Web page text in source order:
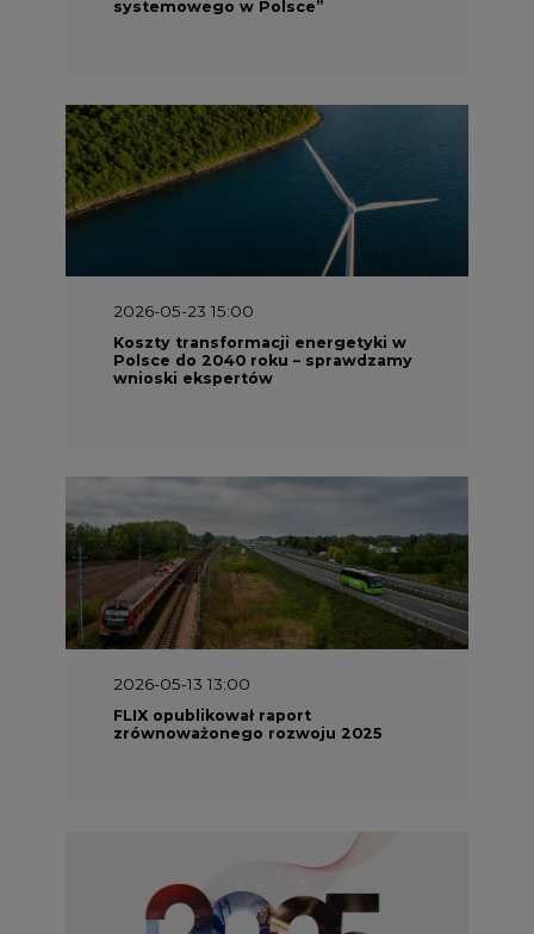
systemowego w Polsce”
2026-05-23 15:00
Koszty transformacji energetyki w
Polsce do 2040 roku – sprawdzamy
wnioski ekspertów
2026-05-13 13:00
FLIX opublikował raport
zrównoważonego rozwoju 2025